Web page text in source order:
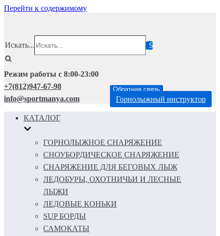
Перейти к содержимому
Искать...
Режим работы с 8:00-23:00
+7(812)947-67-98
info@sportmanya.com
Обратная связь
Горнолыжный инструктор
КАТАЛОГ
ГОРНОЛЫЖНОЕ СНАРЯЖЕНИЕ
СНОУБОРДИЧЕСКОЕ СНАРЯЖЕНИЕ
СНАРЯЖЕНИЕ ДЛЯ БЕГОВЫХ ЛЫЖ
ЛЕДОБУРЫ, ОХОТНИЧЬИ И ЛЕСНЫЕ
ЛЫЖИ
ЛЕДОВЫЕ КОНЬКИ
SUP БОРДЫ
САМОКАТЫ